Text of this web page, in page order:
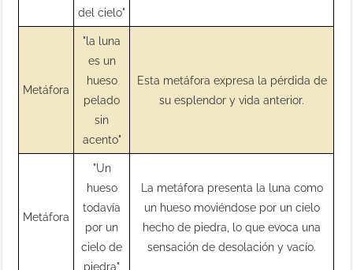
del cielo"
Metáfora
"la luna
es un
hueso
pelado
sin
acento"
Esta metáfora expresa la pérdida de
su esplendor y vida anterior.
Metáfora
"Un
hueso
todavía
por un
cielo de
piedra"
La metáfora presenta la luna como
un hueso moviéndose por un cielo
hecho de piedra, lo que evoca una
sensación de desolación y vacío.